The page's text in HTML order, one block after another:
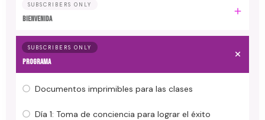
SUBSCRIBERS ONLY
Bienvenida
SUBSCRIBERS ONLY
Programa
Documentos imprimibles para las clases
Día 1: Toma de conciencia para lograr el éxito